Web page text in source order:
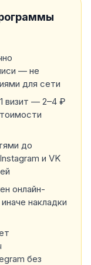
— не
для сети
визит — 2–4 ₽
до
и VK
онлайн-
накладки
без